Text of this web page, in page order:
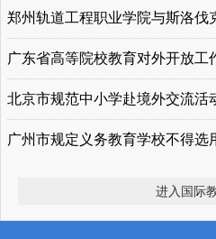
郑州轨道工程职业学院与斯洛伐
广东省高等院校教育对外开放工
北京市规范中小学赴境外交流活
广州市规定义务教育学校不得选
进入国际